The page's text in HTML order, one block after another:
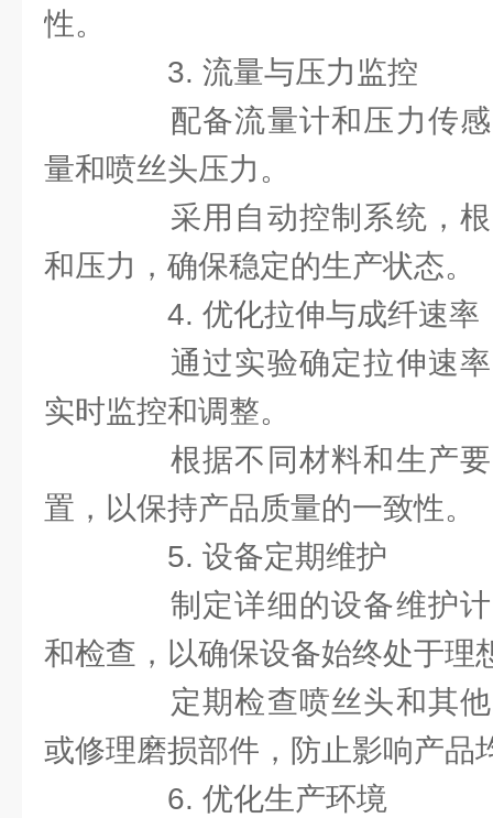
性。
3. 流量与压力监控
配备流量计和压力传感
量和喷丝头压力。
采用自动控制系统，根
和压力，确保稳定的生产状态。
4. 优化拉伸与成纤速率
通过实验确定拉伸速率
实时监控和调整。
根据不同材料和生产要
置，以保持产品质量的一致性。
5. 设备定期维护
制定详细的设备维护计
和检查，以确保设备始终处于理
定期检查喷丝头和其他
或修理磨损部件，防止影响产品
6. 优化生产环境